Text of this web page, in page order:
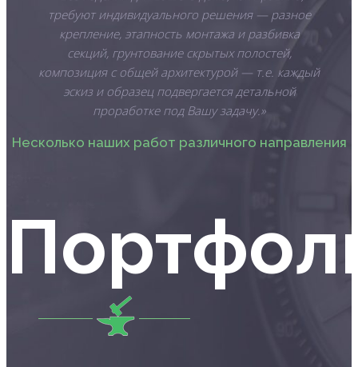
требуют индивидуального решения — разное
крепление, этапность монтажа и разбивка
секций, грунтование скрытых полостей,
композиция с общей архитектурой — т.е. каждый
эскиз и образец подвергается детальной
проработке под Вашу задачу.»
Несколько наших работ различного направления